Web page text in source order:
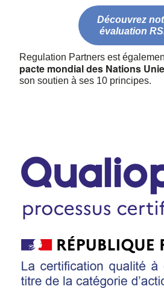
Découvrez
évaluation
Regulation Partners est
pacte mondial des Nations
son soutien à ses 10 principes.